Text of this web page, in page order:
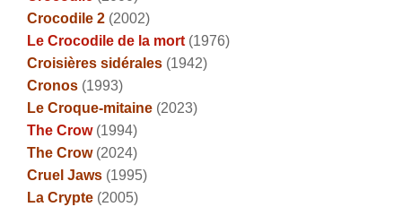
Crocodile 2 (2002)
Le Crocodile de la mort (1976)
Croisières sidérales (1942)
Cronos (1993)
Le Croque-mitaine (2023)
The Crow(1994)
The Crow(2024)
Cruel Jaws (1995)
La Crypte (2005)